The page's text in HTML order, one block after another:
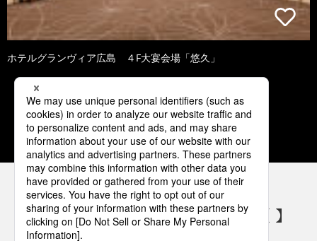
ホテルグランヴィア広島 ４F大宴会場「悠久」
2 3 4 5 6
パナソニックの電気設備 SNSアカウント